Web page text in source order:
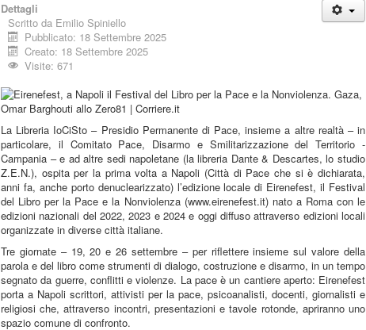
Dettagli
Scritto da Emilio Spiniello
Pubblicato: 18 Settembre 2025
Creato: 18 Settembre 2025
Visite: 671
La Libreria IoCiSto – Presidio Permanente di Pace, insieme a altre realtà – in
particolare, il Comitato Pace, Disarmo e Smilitarizzazione del Territorio -
Campania – e ad altre sedi napoletane (la libreria Dante & Descartes, lo studio
Z.E.N.), ospita per la prima volta a Napoli (Città di Pace che si è dichiarata,
anni fa, anche porto denuclearizzato) l’edizione locale di Eirenefest, il Festival
del Libro per la Pace e la Nonviolenza (www.eirenefest.it) nato a Roma con le
edizioni nazionali del 2022, 2023 e 2024 e oggi diffuso attraverso edizioni locali
organizzate in diverse città italiane.
Tre giornate – 19, 20 e 26 settembre – per riflettere insieme sul valore della
parola e del libro come strumenti di dialogo, costruzione e disarmo, in un tempo
segnato da guerre, conflitti e violenze. La pace è un cantiere aperto: Eirenefest
porta a Napoli scrittori, attivisti per la pace, psicoanalisti, docenti, giornalisti e
religiosi che, attraverso incontri, presentazioni e tavole rotonde, apriranno uno
spazio comune di confronto.